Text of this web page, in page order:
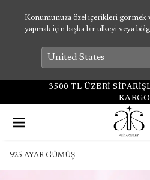
Konumunuza özel içerikleri görmek
yapmak için başka bir ülkeyi veya
3500 TL ÜZERİ
KARGO
925 AYAR GÜMÜŞ